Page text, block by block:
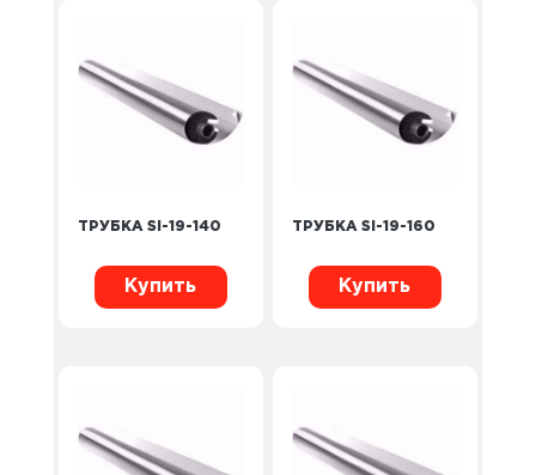
ТРУБКА SI-19-140
Купить
ТРУБКА SI-19-160
Купить